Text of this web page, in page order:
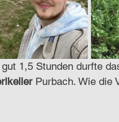
1,5 Stunden durfte
Purbach. Wie die